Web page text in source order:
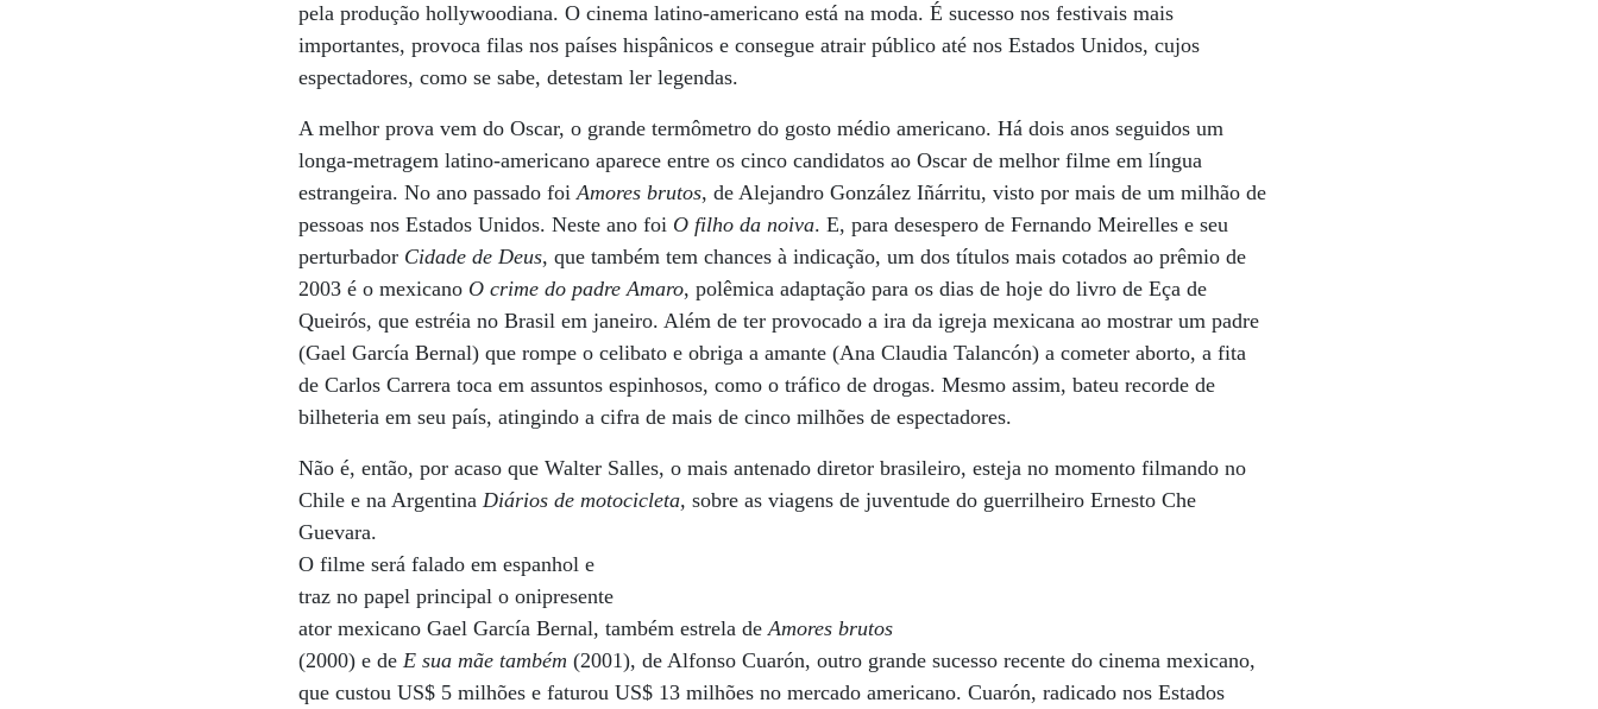
pela produção hollywoodiana. O cinema latino-americano está na moda. É sucesso nos festivais mais
importantes, provoca filas nos países hispânicos e consegue atrair público até nos Estados Unidos, cujos
espectadores, como se sabe, detestam ler legendas.
A melhor prova vem do Oscar, o grande termômetro do gosto médio americano. Há dois anos seguidos um
longa-metragem latino-americano aparece entre os cinco candidatos ao Oscar de melhor filme em língua
estrangeira. No ano passado foiAmores brutos, de Alejandro González Iñárritu, visto por mais de um milhão de
pessoas nos Estados Unidos. Neste ano foi O filho da noiva. E, para desespero de Fernando Meirelles e seu
perturbador Cidade de Deus, que também tem chances à indicação, um dos títulos mais cotados ao prêmio de
2003 é o mexicano O crime do padre Amaro, polêmica adaptação para os dias de hoje do livro de Eça de
Queirós, que estréia no Brasil em janeiro. Além de ter provocado a ira da igreja mexicana ao mostrar um padre
(Gael García Bernal) que rompe o celibato e obriga a amante (Ana Claudia Talancón) a cometer aborto, a fita
de Carlos Carrera toca em assuntos espinhosos, como o tráfico de drogas. Mesmo assim, bateu recorde de
bilheteria em seu país, atingindo a cifra de mais de cinco milhões de espectadores.
Não é, então, por acaso que Walter Salles, o mais antenado diretor brasileiro, esteja no momento filmando no
Chile e na ArgentinaDiários de motocicleta, sobre as viagens de juventude do guerrilheiro Ernesto Che
Guevara.
O filme será falado em espanhol e
traz no papel principal o onipresente
ator mexicano Gael García Bernal, também estrela deAmores brutos
(2000) e deE sua mãe também (2001), de Alfonso Cuarón, outro grande sucesso recente do cinema mexicano,
que custou US$ 5 milhões e faturou US$ 13 milhões no mercado americano. Cuarón, radicado nos Estados